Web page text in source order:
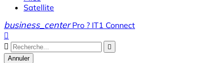
Satellite
business_center Pro ? IT1 Connect



Annuler